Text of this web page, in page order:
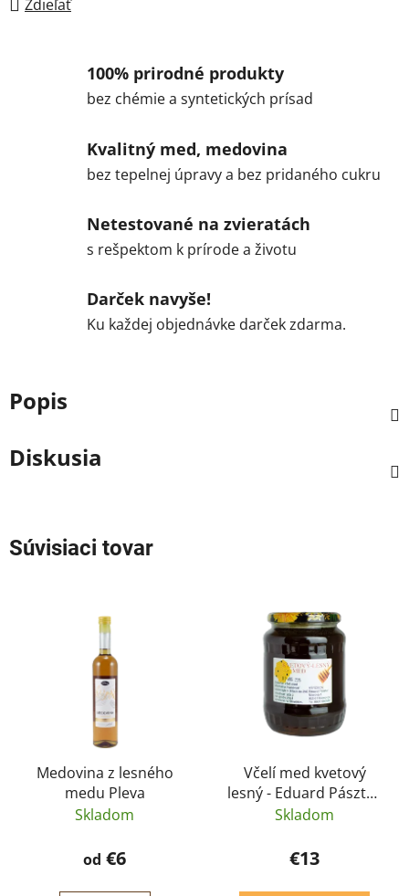
Zdieľať
100% prirodné produkty
bez chémie a syntetických prísad
Kvalitný med, medovina
bez tepelnej úpravy a bez pridaného cukru
Netestované na zvieratách
s rešpektom k prírode a životu
Darček navyše!
Ku každej objednávke darček zdarma.
Popis
Diskusia
Súvisiaci tovar
Medovina z lesného
medu Pleva
Skladom
od €6
Včelí med kvetový
lesný - Eduard Pásztor
900 g
Skladom
€13